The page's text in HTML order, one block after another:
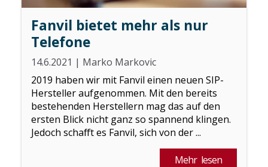
Fanvil bietet mehr als nur
Telefone
14.6.2021 | Marko Markovic
2019 haben wir mit Fanvil einen neuen SIP-
Hersteller aufgenommen. Mit den bereits
bestehenden Herstellern mag das auf den
ersten Blick nicht ganz so spannend klingen.
Jedoch schafft es Fanvil, sich von der ...
Mehr lesen